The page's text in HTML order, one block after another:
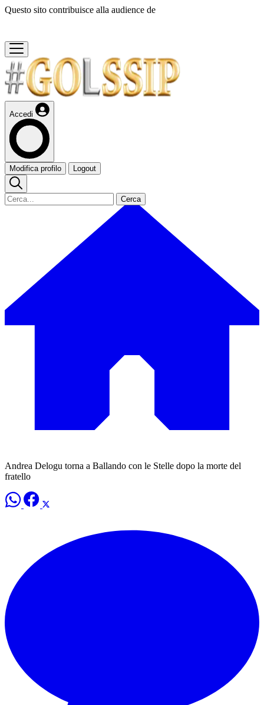
Questo sito contribuisce alla audience de
Accedi
Modifica profilo Logout
Cerca
Andrea Delogu torna a Ballando con le Stelle dopo la morte del
fratello